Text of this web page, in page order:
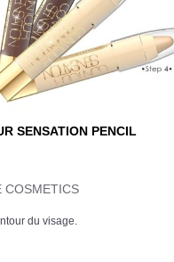
SENSATION PENCIL
COSMETICS
du visage.